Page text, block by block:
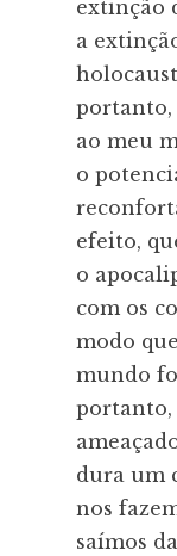
extinção
a
ao meu
o
efeito,
o
com os
modo
mundo
portanto,
dura um
nos
saímos